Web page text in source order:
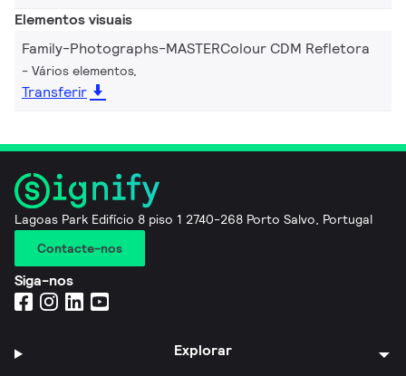
Elementos visuais
Family-Photographs-MASTERColour CDM Refletora
Vários elementos,
Transferir
Lagoas Park Edifício 8 piso 1 2740-268 Porto Salvo, Portugal
Contacte-nos
Siga-nos
Explorar